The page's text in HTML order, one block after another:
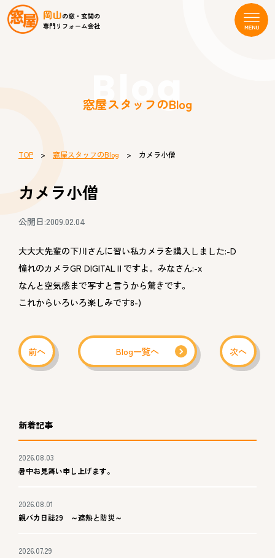
Blog
窓屋スタッフのBlog
TOP > 窓屋スタッフのBlog > カメラ小僧
カメラ小僧
公開日:2009.02.04
大大大先輩の下川さんに習い私カメラを購入しました:-D
憧れのカメラGR DIGITALⅡですよ。みなさん:-x
なんと空気感まで写すと言うから驚きです。
これからいろいろ楽しみです8-)
前へ 次へ
Blog一覧へ
新着記事
2026.08.03
暑中お見舞い申し上げます。
2026.08.01
親バカ日誌29 ～遮熱と防災～
2026.07.29